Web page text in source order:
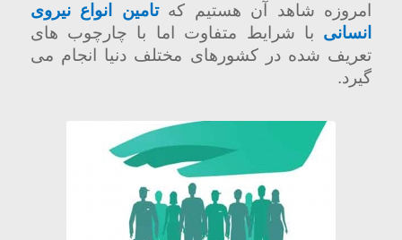
امروزه شاهد آن هستیم کهتامین انواع نیروی
انسانی با شرایط متفاوت اما با چارچوب های
تعریف شده در کشورهای مختلف دنیا انجام می
گیرد.